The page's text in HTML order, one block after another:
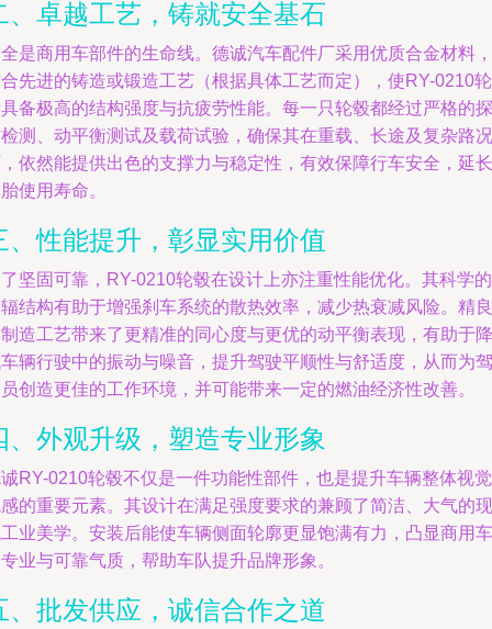
、卓越工艺，铸就安全基石
是商用车部件的生命线。德诚汽车配件厂采用优质合金材料，
先进的铸造或锻造工艺（根据具体工艺而定），使RY-0210轮
备极高的结构强度与抗疲劳性能。每一只轮毂都经过严格的探
测、动平衡测试及载荷试验，确保其在重载、长途及复杂路况
依然能提供出色的支撑力与稳定性，有效保障行车安全，延长
使用寿命。
、性能提升，彰显实用价值
坚固可靠，RY-0210轮毂在设计上亦注重性能优化。其科学的
结构有助于增强刹车系统的散热效率，减少热衰减风险。精良
造工艺带来了更精准的同心度与更优的动平衡表现，有助于降
辆行驶中的振动与噪音，提升驾驶平顺性与舒适度，从而为驾
创造更佳的工作环境，并可能带来一定的燃油经济性改善。
、外观升级，塑造专业形象
RY-0210轮毂不仅是一件功能性部件，也是提升车辆整体视觉
的重要元素。其设计在满足强度要求的兼顾了简洁、大气的现
业美学。安装后能使车辆侧面轮廓更显饱满有力，凸显商用车
业与可靠气质，帮助车队提升品牌形象。
、批发供应，诚信合作之道